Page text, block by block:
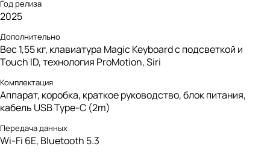
Год релиза
2025
Дополнительно
Вес 1,55 кг, клавиатура Magic Keyboard с подсветкой и
Touch ID, технология ProMotion, Siri
Комплектация
Аппарат, коробка, краткое руководство, блок питания,
кабель USB Type-C (2m)
Передача данных
Wi-Fi 6E, Bluetooth 5.3